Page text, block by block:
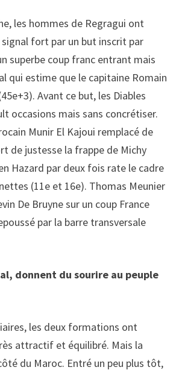
les hommes de Regragui ont
signal fort par un but inscrit par
superbe coup franc entrant mais
qui estime que le capitaine Romain
Avant ce but, les Diables
occasions mais sans concrétiser.
Munir El Kajoui remplacé de
de justesse la frappe de Michy
Hazard par deux fois rate le cadre
(11e et 16e). Thomas Meunier
De Bruyne sur un coup France
par la barre transversale
donnent du sourire au peuple
les deux formations ont
attractif et équilibré. Mais la
du Maroc. Entré un peu plus tôt,